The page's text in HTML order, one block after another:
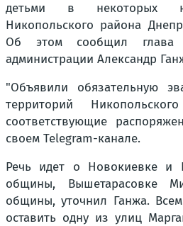
детьми в некоторых
Никопольского района
Об этом сообщил глава
администрации Александр
"Объявили обязательную
территорий
соответствующие
своем Telegram-канале.
Речь идет о Новокиевке и
общины, Вышетарасовке
общины, уточнил Ганжа.
оставить одну из улиц